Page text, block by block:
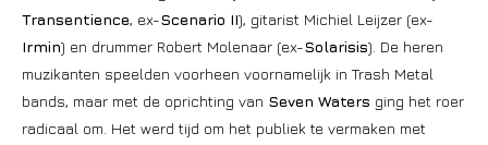
Transentience, ex-Scenario II), gitarist Michiel Leijzer (ex-
Irmin) en drummer Robert Molenaar (ex-Solarisis). De heren
muzikanten speelden voorheen voornamelijk in Trash Metal
bands, maar met de oprichting van Seven Waters ging het roer
radicaal om. Het werd tijd om het publiek te vermaken met